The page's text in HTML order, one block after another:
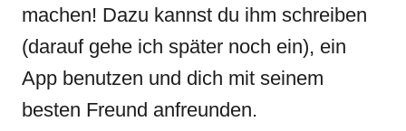
machen! Dazu kannst du ihm schreiben
(darauf gehe ich später noch ein), ein
App benutzen und dich mit seinem
besten Freund anfreunden.